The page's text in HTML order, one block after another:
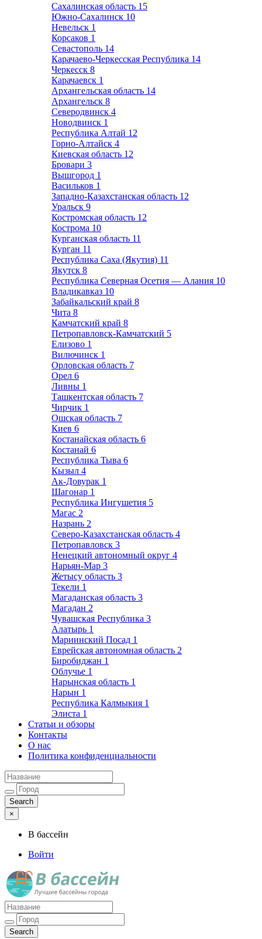
Сахалинская область 15
Южно-Сахалинск 10
Невельск 1
Корсаков 1
Севастополь 14
Карачаево-Черкесская Республика 14
Черкесск 8
Карачаевск 1
Архангельская область 14
Архангельск 8
Северодвинск 4
Новодвинск 1
Республика Алтай 12
Горно-Алтайск 4
Киевская область 12
Бровари 3
Вышгород 1
Васильков 1
Западно-Казахстанская область 12
Уральск 9
Костромская область 12
Кострома 10
Курганская область 11
Курган 11
Республика Саха (Якутия) 11
Якутск 8
Республика Северная Осетия — Алания 10
Владикавказ 10
Забайкальский край 8
Чита 8
Камчатский край 8
Петропавловск-Камчатский 5
Елизово 1
Вилючинск 1
Орловская область 7
Орел 6
Ливны 1
Ташкентская область 7
Чирчик 1
Ошская область 7
Киев 6
Костанайская область 6
Костанай 6
Республика Тыва 6
Кызыл 4
Ак-Довурак 1
Шагонар 1
Республика Ингушетия 5
Магас 2
Назрань 2
Северо-Казахстанская область 4
Петропавловск 3
Ненецкий автономный округ 4
Нарьян-Мар 3
Жетысу область 3
Текели 1
Магаданская область 3
Магадан 2
Чувашская Республика 3
Алатырь 1
Мариинский Посад 1
Еврейская автономная область 2
Биробиджан 1
Облучье 1
Нарынская область 1
Нарын 1
Республика Калмыкия 1
Элиста 1
Статьи и обзоры
Контакты
О нас
Политика конфиденциальности
×
В бассейн
Войти
Лучшие бассейны города